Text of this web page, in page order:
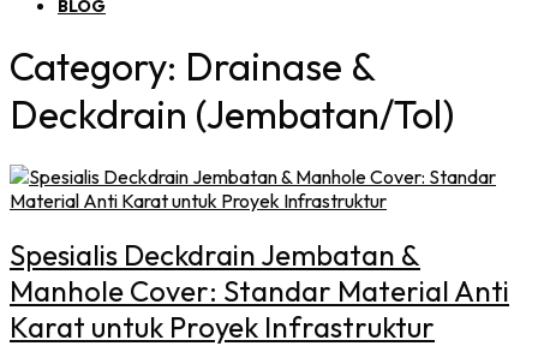
BLOG
Category: Drainase &
Deckdrain (Jembatan/Tol)
Spesialis Deckdrain Jembatan &
Manhole Cover: Standar Material Anti
Karat untuk Proyek Infrastruktur